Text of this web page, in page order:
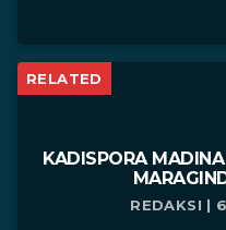
RELATED
KADISPORA
REDAKSI |